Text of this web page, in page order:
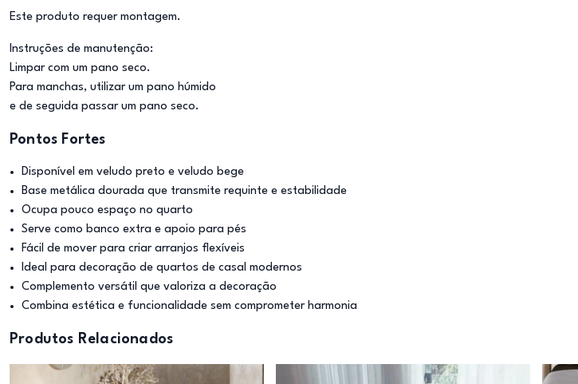
Este produto requer montagem.
Instruções de manutenção:
Limpar com um pano seco.
Para manchas, utilizar um pano húmido
e de seguida passar um pano seco.
Pontos Fortes
Disponível em veludo preto e veludo bege
Base metálica dourada que transmite requinte e estabilidade
Ocupa pouco espaço no quarto
Serve como banco extra e apoio para pés
Fácil de mover para criar arranjos flexíveis
Ideal para decoração de quartos de casal modernos
Complemento versátil que valoriza a decoração
Combina estética e funcionalidade sem comprometer harmonia
Produtos Relacionados